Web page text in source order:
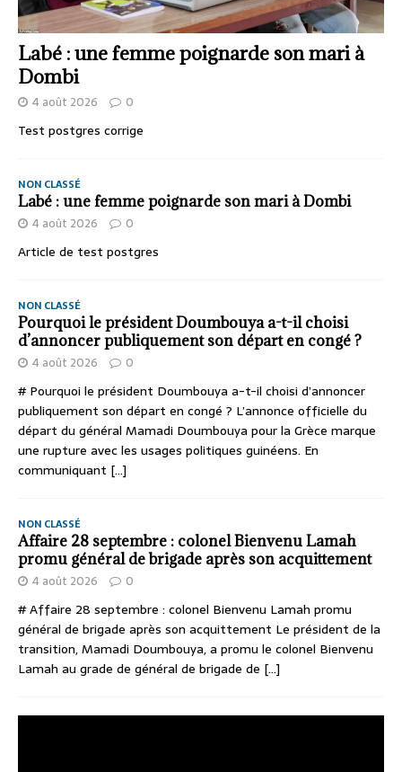
Labé : une femme poignarde son mari à
Dombi
4 août 2026 0
Test postgres corrige
NON CLASSÉ
Labé : une femme poignarde son mari à Dombi
4 août 2026 0
Article de test postgres
NON CLASSÉ
Pourquoi le président Doumbouya a-t-il choisi
d’annoncer publiquement son départ en congé ?
4 août 2026 0
# Pourquoi le président Doumbouya a-t-il choisi d’annoncer
publiquement son départ en congé ? L’annonce officielle du
départ du général Mamadi Doumbouya pour la Grèce marque
une rupture avec les usages politiques guinéens. En
communiquant [...]
NON CLASSÉ
Affaire 28 septembre : colonel Bienvenu Lamah
promu général de brigade après son acquittement
4 août 2026 0
# Affaire 28 septembre : colonel Bienvenu Lamah promu
général de brigade après son acquittement Le président de la
transition, Mamadi Doumbouya, a promu le colonel Bienvenu
Lamah au grade de général de brigade de [...]